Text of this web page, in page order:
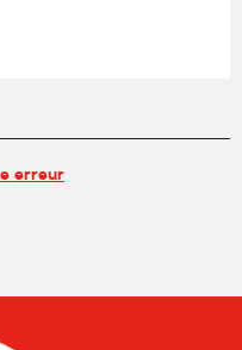
erreur